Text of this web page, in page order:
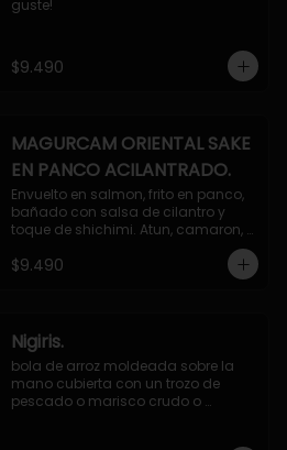
guste!
$9.490
MAGURCAM ORIENTAL SAKE
EN PANCO ACILANTRADO.
Envuelto en salmon, frito en panco,
bañado con salsa de cilantro y
toque de shichimi. Atun, camaron,
$9.490
Nigiris.
bola de arroz moldeada sobre la
mano cubierta con un trozo de
pescado o marisco crudo o